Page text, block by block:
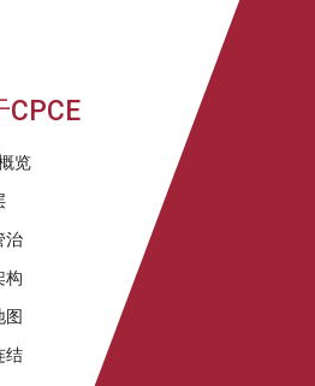
CPCE
览
治
构
图
结